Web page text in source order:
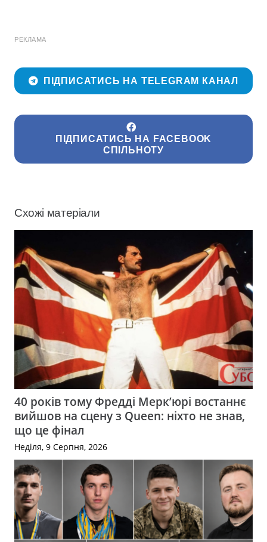
РЕКЛАМА
ПІДПИСАТИСЬ НА TELEGRAM КАНАЛ
ПІДПИСАТИСЬ НА FACEBOOK
СПІЛЬНОТУ
Схожі матеріали
40 років тому Фредді Мерк’юрі востаннє
вийшов на сцену з Queen: ніхто не знав,
що це фінал
Неділя, 9 Серпня, 2026